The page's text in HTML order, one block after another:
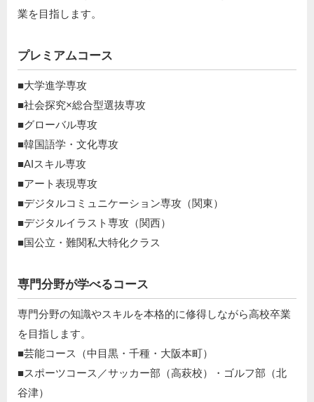
業を目指します。
プレミアムコース
■大学進学専攻
■社会探究×総合型選抜専攻
■グローバル専攻
■韓国語学・文化専攻
■AIスキル専攻
■アート表現専攻
■デジタルコミュニケーション専攻（関東）
■デジタルイラスト専攻（関西）
■国公立・難関私大特化クラス
専門分野が学べるコース
専門分野の知識やスキルを本格的に修得しながら高校卒業
を目指します。
■芸能コース（中目黒・千種・大阪本町）
■スポーツコース／サッカー部（高萩校）・ゴルフ部（北
谷津）